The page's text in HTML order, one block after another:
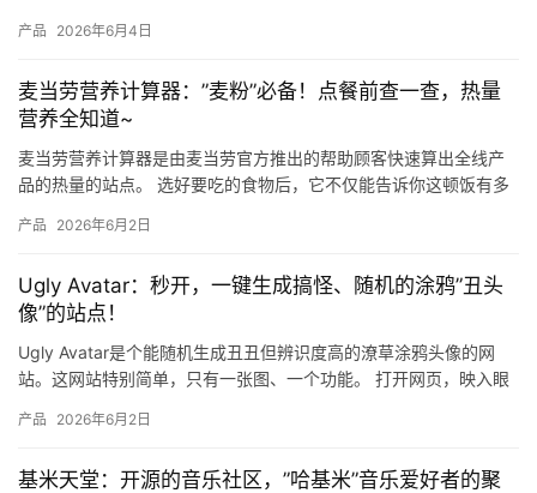
运
产品 2026年6月4日
麦当劳营养计算器：”麦粉”必备！点餐前查一查，热量
营养全知道~
麦当劳营养计算器是由麦当劳官方推出的帮助顾客快速算出全线产
品的热量的站点。 选好要吃的食物后，它不仅能告诉你这顿饭有多
来，…
产品 2026年6月2日
Ugly Avatar：秒开，一键生成搞怪、随机的涂鸦”丑头
像”的站点！
Ugly Avatar是个能随机生成丑丑但辨识度高的潦草涂鸦头像的网
站。这网站特别简单，只有一张图、一个功能。 打开网页，映入眼
产品 2026年6月2日
基米天堂：开源的音乐社区，”哈基米”音乐爱好者的聚